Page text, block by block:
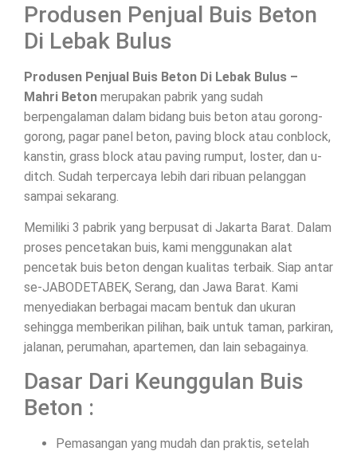
Produsen Penjual Buis Beton
Di Lebak Bulus
Produsen Penjual Buis Beton Di Lebak Bulus –
Mahri Beton merupakan pabrik yang sudah
berpengalaman dalam bidang buis beton atau gorong-
gorong, pagar panel beton, paving block atau conblock,
kanstin, grass block atau paving rumput, loster, dan u-
ditch. Sudah terpercaya lebih dari ribuan pelanggan
sampai sekarang.
Memiliki 3 pabrik yang berpusat di Jakarta Barat. Dalam
proses pencetakan buis, kami menggunakan alat
pencetak buis beton dengan kualitas terbaik. Siap antar
se-JABODETABEK, Serang, dan Jawa Barat. Kami
menyediakan berbagai macam bentuk dan ukuran
sehingga memberikan pilihan, baik untuk taman, parkiran,
jalanan, perumahan, apartemen, dan lain sebagainya.
Dasar Dari Keunggulan Buis
Beton :
Pemasangan yang mudah dan praktis, setelah